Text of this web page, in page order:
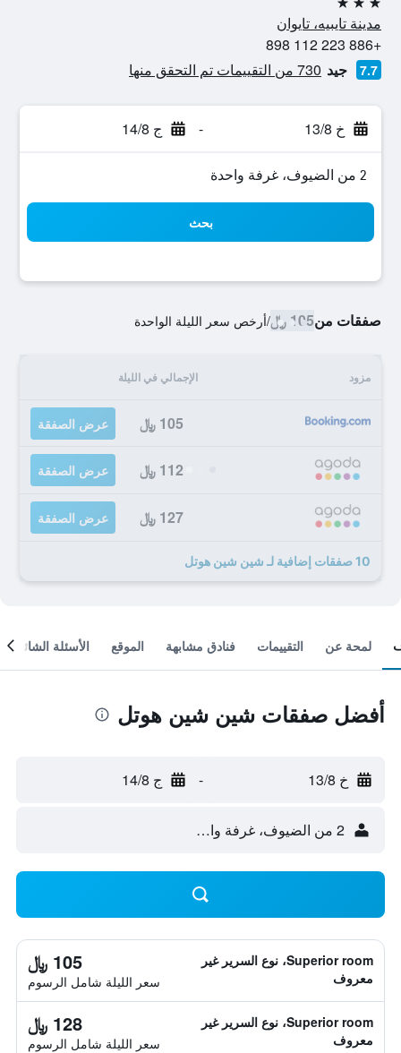
3 نجوم
مدينة تايبيه، تايوان
+886 223 112 898
7.7 جيد 730 من التقييمات تم التحقق منها
خ 13/8 - ج 14/8
2 من الضيوف، غرفة واحدة
بحث
صفقات من105 ﷼ /أرخص سعر الليلة الواحدة
مزود الإجمالي في الليلة
105 ﷼ عرض الصفقة
112 ﷼ عرض الصفقة
127 ﷼ عرض الصفقة
10 صفقات إضافية لـ شين شين هوتل
لمحة عن التقييمات فنادق مشابهة الموقع الأسئلة الشائعة
أفضل صفقات شين شين هوتل
خ 13/8 - ج 14/8
2 من الضيوف، غرفة واحدة
Superior room، نوع السرير غير
معروف
105 ﷼
سعر الليلة شامل الرسوم
Superior room، نوع السرير غير
معروف
128 ﷼
سعر الليلة شامل الرسوم